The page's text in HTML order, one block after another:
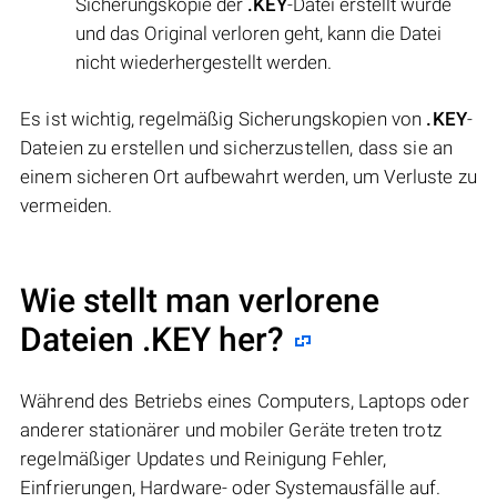
und das Original verloren geht, kann die Datei
nicht wiederhergestellt werden.
Es ist wichtig, regelmäßig Sicherungskopien von .KEY-
Dateien zu erstellen und sicherzustellen, dass sie an
einem sicheren Ort aufbewahrt werden, um Verluste zu
vermeiden.
Wie stellt man verlorene
Dateien .KEY her?
Während des Betriebs eines Computers, Laptops oder
anderer stationärer und mobiler Geräte treten trotz
regelmäßiger Updates und Reinigung Fehler,
Einfrierungen, Hardware- oder Systemausfälle auf.